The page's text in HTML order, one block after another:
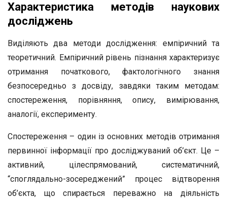
Характеристика методів наукових
досліджень
Виділяють два методи дослідження: емпіричний та
теоретичний. Емпіричний рівень пізнання характеризує
отримання початкового, фактологічного знання
безпосередньо з досвіду, завдяки таким методам:
спостереження, порівняння, опису, вимірювання,
аналогії, експерименту.
Спостереження – один із основних методів отримання
первинної інформації про досліджуваний об’єкт. Це –
активний, цілеспрямований, систематичний,
“споглядально-зосереджений” процес відтворення
об’єкта, що спирається переважно на діяльність